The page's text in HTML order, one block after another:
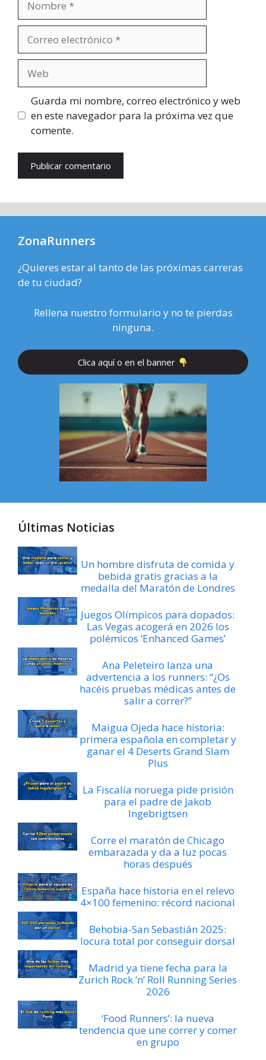
electrónico
Guarda mi nombre, correo electrónico y web
en este navegador para la próxima vez que
comente.
ZonaRunners
¿Quieres estar al tanto de las próximas carreras
de tu ciudad?
Rellena nuestro formulario y no te pierdas
ninguna.
Clica aquí o en el banner
Últimas Noticias
Un hombre disfruta de comida y
bebida gratis gracias a la
medalla del Maratón de Londres
Juegos Olímpicos para dopados:
Las Vegas acogerá en 2026 los
polémicos ‘Enhanced Games’
Ana Peleteiro lanza una
advertencia a los runners: “¿Os
hacéis pruebas médicas antes de
salir a correr?”
Maigua Ojeda hace historia:
primera española en completar y
ganar el 4 Deserts Grand Slam
Plus
La Fiscalía noruega pide prisión
para el padre de Jakob
Ingebrigtsen
Corre el maratón de Chicago
embarazada y da a luz pocas
horas después
España hace historia en el relevo
4×100 femenino: récord nacional
Behobia-San Sebastián 2025:
locura total por conseguir dorsal
Madrid ya tiene fecha para la
Zurich Rock ‘n’ Roll Running Series
2026
‘Food Runners’: la nueva
tendencia que une correr y comer
en grupo